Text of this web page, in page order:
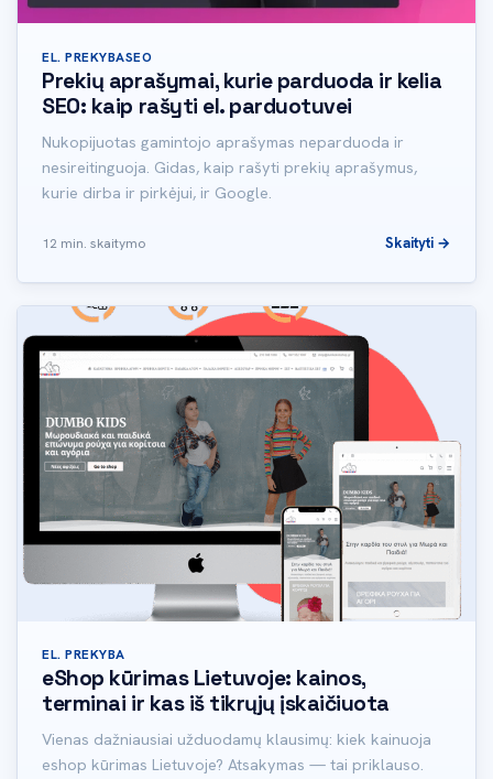
EL. PREKYBASEO
Prekių aprašymai, kurie parduoda ir kelia
SEO: kaip rašyti el. parduotuvei
Nukopijuotas gamintojo aprašymas neparduoda ir
nesireitinguoja. Gidas, kaip rašyti prekių aprašymus,
kurie dirba ir pirkėjui, ir Google.
12 min. skaitymo Skaityti →
EL. PREKYBA
eShop kūrimas Lietuvoje: kainos,
terminai ir kas iš tikrųjų įskaičiuota
Vienas dažniausiai užduodamų klausimų: kiek kainuoja
eshop kūrimas Lietuvoje? Atsakymas — tai priklauso.